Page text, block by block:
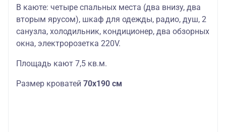
В каюте: четыре спальных места (два внизу, два
вторым ярусом), шкаф для одежды, радио, душ, 2
санузла, холодильник, кондиционер, два обзорных
окна, электророзетка 220V.
Площадь кают 7,5 кв.м.
Размер кроватей 70х190 см